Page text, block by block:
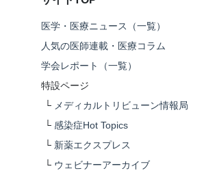
医学・医療ニュース（一覧）
人気の医師連載・医療コラム
学会レポート（一覧）
特設ページ
└ メディカルトリビューン情報局
└ 感染症Hot Topics
└ 新薬エクスプレス
└ ウェビナーアーカイブ